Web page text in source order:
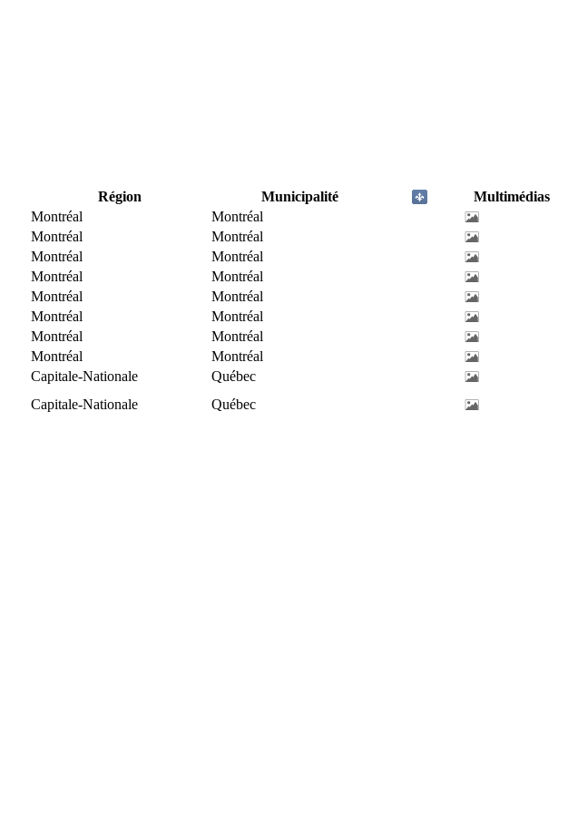
Région Municipalité
Multimédias
Montréal
Montréal
Montréal
Montréal
Montréal
Montréal
Montréal
Montréal
Montréal
Montréal
Montréal
Montréal
Montréal
Montréal
Montréal
Montréal
Capitale-Nationale
Québec
Capitale-Nationale Québec